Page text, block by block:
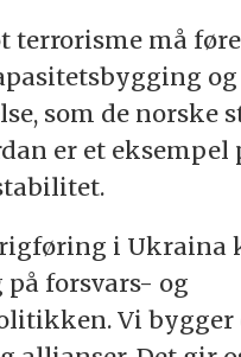
terrorisme må
som de norske
er et eksempel
i Ukraina
forsvars- og
Vi bygger